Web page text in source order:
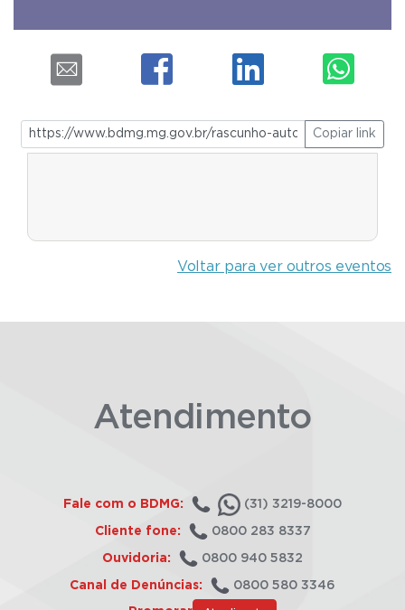
Copiar link
Voltar para ver outros eventos
Atendimento
Fale com o BDMG: (31) 3219-8000
Cliente fone: 0800 283 8337
Ouvidoria: 0800 940 5832
Canal de Denúncias: 0800 580 3346